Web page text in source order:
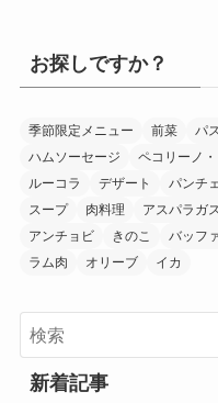
お探しですか？
季節限定メニュー 前菜 パ
ハムソーセージ
ペコリーノ
ルーコラ
デザート パンチ
スープ
肉料理 アスパラガ
アンチョビ
きのこ バッフ
ラム肉
オリーブ イカ
新着記事